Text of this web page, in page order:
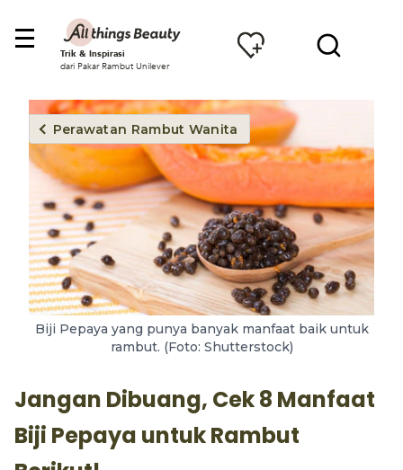
Trik & Inspirasi
dari Pakar Rambut Unilever
Perawatan Rambut Wanita
Biji Pepaya yang punya banyak manfaat baik untuk
rambut. (Foto: Shutterstock)
Jangan Dibuang, Cek 8 Manfaat
Biji Pepaya untuk Rambut